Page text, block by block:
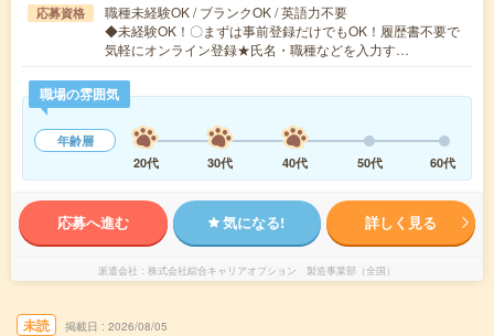
応募資格
職種未経験OK / ブランクOK / 英語力不要
◆未経験OK！〇まずは事前登録だけでもOK！履歴書不要で
気軽にオンライン登録★氏名・職種などを入力す…
職場の雰囲気
年齢層
20代
30代 40代 50代 60代
応募へ進む 気になる! 詳しく見る
派遣会社 株式会社綜合キャリアオプション 製造事業部（全国）
未読 掲載日 2026/08/05